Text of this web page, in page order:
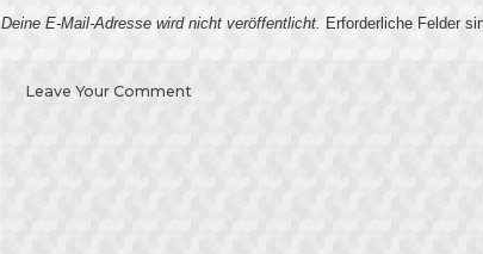
Deine E-Mail-Adresse wird nicht veröffentlicht. Erforderliche Felder